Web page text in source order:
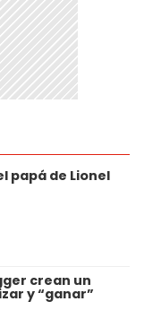
papá de Lionel
crean un
y “ganar”